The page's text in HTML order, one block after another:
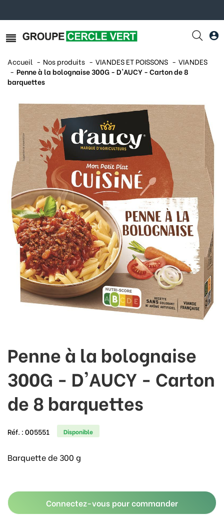
Accueil Nos produits VIANDES ET POISSONS
VIANDES
Penne à la bolognaise 300G - D'AUCY - Carton de 8
barquettes
Penne à la bolognaise
300G - D'AUCY - Carton
de 8 barquettes
Réf. :005551 Disponible
Barquette de 300 g
Connectez-vous pour commander